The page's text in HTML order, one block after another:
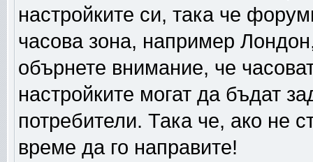
настройките си, така че
часова зона, например
обърнете внимание, че
настройките могат да бъдат
потребители. Така че, ако не
време да го направите!